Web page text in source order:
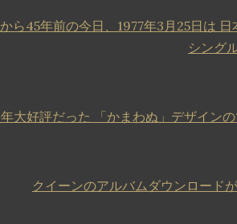
ら45年前の今日、1977年3月25日は
シング
大好評だった 「かまわぬ」デザイン
クイーンのアルバムダウンロード